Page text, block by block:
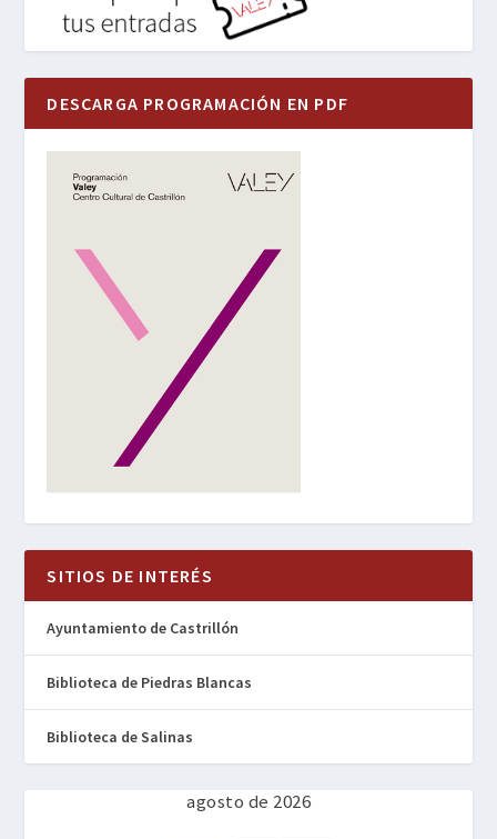
DESCARGA PROGRAMACIÓN EN PDF
SITIOS DE INTERÉS
Ayuntamiento de Castrillón
Biblioteca de Piedras Blancas
Biblioteca de Salinas
agosto de 2026